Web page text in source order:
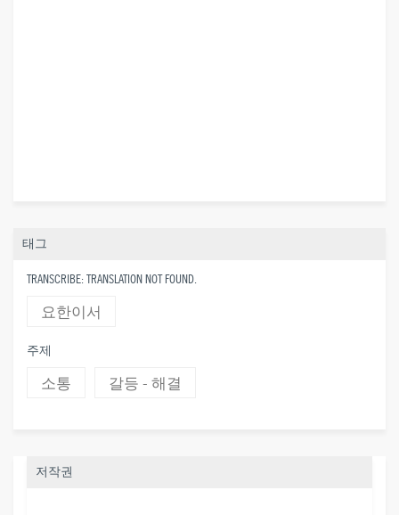
태그
TRANSCRIBE: TRANSLATION NOT FOUND.
요한이서
주제
소통 갈등 - 해결
저작권